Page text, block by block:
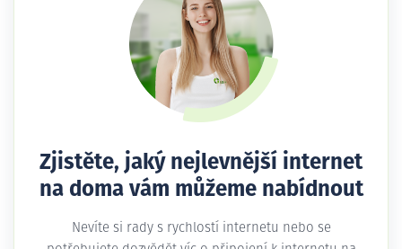
Zjistěte, jaký nejlevnější internet
na doma vám můžeme nabídnout
Nevíte si rady s rychlostí internetu nebo se